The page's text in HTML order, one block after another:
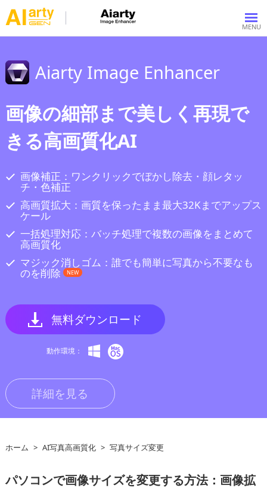
Aiarty Image Enhancer
画像の細部まで美しく再現で
きる高画質化AI
画像補正：ワンクリックでぼかし除去・顔レタッ
チ・色補正
高画質拡大：画質を保ったまま最大32Kまでアップス
ケール
一括処理対応：バッチ処理で複数の画像をまとめて
高画質化
マジック消しゴム：誰でも簡単に写真から不要なも
のを削除 NEW
無料ダウンロード
動作環境：
詳細を見る
ホーム > AI写真高画質化 > 写真サイズ変更
パソコンで画像サイズを変更する方法：画像拡